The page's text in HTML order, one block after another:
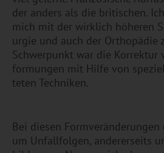
der an­ders als die bri­ti­schen.
mich mit der wirk­lich hö­he­ren
ur­gie und auch der Or­tho­pä­die
Schwer­punkt war die
for­mun­gen mit Hilfe von
te­ten Tech­ni­ken.
Bei die­sen
um Un­fall­fol­gen, an­de­rer­seits